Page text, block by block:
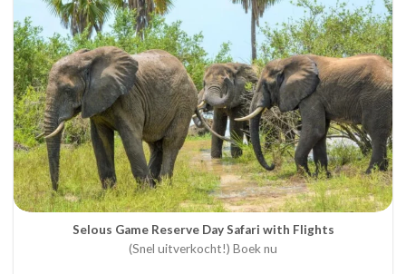
Selous Game Reserve Day Safari with Flights
(Snel uitverkocht!) Boek nu